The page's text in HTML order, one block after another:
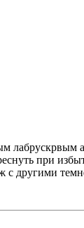
лабрускрвым
при
с другими